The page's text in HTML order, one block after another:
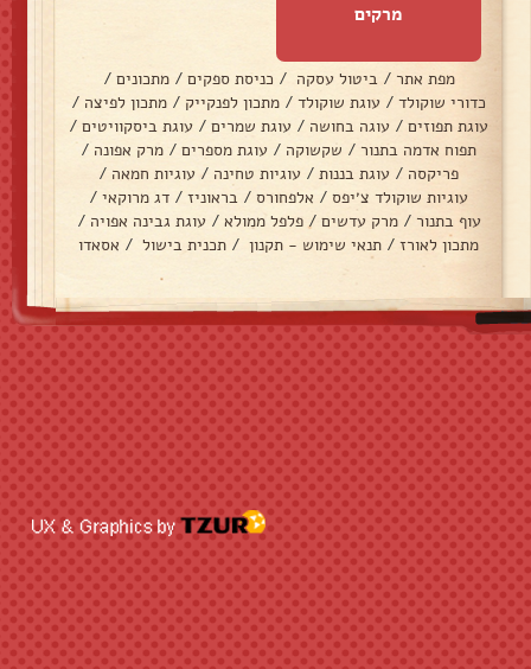
מרקים
מפת אתר / ביטול עסקה / כניסת ספקים / מתכונים /
כדורי שוקולד / עוגת שוקולד / מתכון לפנקייק / מתכון לפיצה /
עוגת תפוזים / עוגה בחושה / עוגת שמרים / עוגת ביסקוויטים /
תפוח אדמה בתנור / שקשוקה / עוגת מספרים / מרק אפונה /
פריקסה / עוגת בננות / עוגיות טחינה / עוגיות חמאה /
עוגיות שוקולד צ׳יפס / אלפחורס / בראוניז / דג מרוקאי /
עוף בתנור / מרק עדשים / פלפל ממולא / עוגת גבינה אפויה /
מתכון לאורז / תנאי שימוש - תקנון / תכנית בישול / אסאדו